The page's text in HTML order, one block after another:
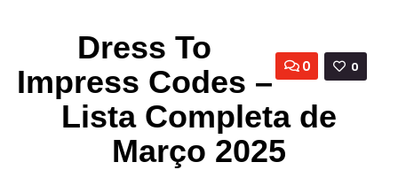
0
0
Dress To
Impress Codes –
Lista Completa de
Março 2025